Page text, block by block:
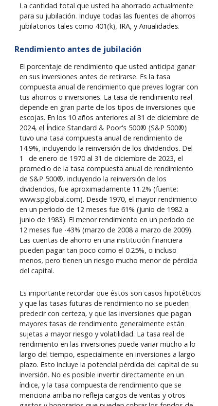
La cantidad total que usted ha ahorrado actualmente
para su jubilación. Incluye todas las fuentes de ahorros
jubilatorios tales como 401(k), IRA, y Anualidades.
Rendimiento antes de jubilación
El porcentaje de rendimiento que usted anticipa ganar
en sus inversiones antes de retirarse. Es la tasa
compuesta anual de rendimiento que preves lograr con
tus ahorros o inversiones. La tasa de rendimiento real
depende en gran parte de los tipos de inversiones que
escojas. En los 10 años anteriores al 31 de diciembre de
2024, el Índice Standard & Poor's 500® (S&P 500®)
tuvo una tasa compuesta anual de rendimiento de
14.9%, incluyendo la reinversión de los dividendos. Del
1
de enero de 1970 al 31 de diciembre de 2023, el
promedio de la tasa compuesta anual de rendimiento
de S&P 500®, incluyendo la reinversión de los
dividendos, fue aproximadamente 11.2% (fuente:
www.spglobal.com). Desde 1970, el mayor rendimiento
en un período de 12 meses fue 61% (junio de 1982 a
junio de 1983). El menor rendimiento en un período de
12 meses fue -43% (marzo de 2008 a marzo de 2009).
Las cuentas de ahorro en una institución financiera
pueden pagar tan poco como el 0.25%, o incluso
menos, pero tienen un riesgo mucho menor de pérdida
del capital.
Es importante recordar que éstos son casos hipotéticos
y que las tasas futuras de rendimiento no se pueden
predecir con certeza, y que las inversiones que pagan
mayores tasas de rendimiento generalmente están
sujetas a mayor riesgo y volatilidad. La tasa real de
rendimiento en las inversiones puede variar mucho a lo
largo del tiempo, especialmente en inversiones a largo
plazo. Esto incluye la potencial pérdida del capital de su
inversión. No es posible invertir directamente en un
índice, y la tasa compuesta de rendimiento que se
menciona arriba no refleja cargos de ventas y otros